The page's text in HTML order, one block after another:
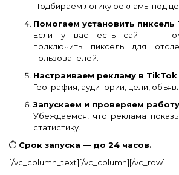
Подбираем логику рекламы под
Помогаем установить пиксель
Если у вас есть сайт —
подключить пиксель для
пользователей.
Настраиваем рекламу в TikTok
География, аудитории, цели,
Запускаем и проверяем
Убеждаемся, что реклама
статистику.
⏱ Срок запуска — до 24 часов.
[/vc_column_text][/vc_column][/vc_row]